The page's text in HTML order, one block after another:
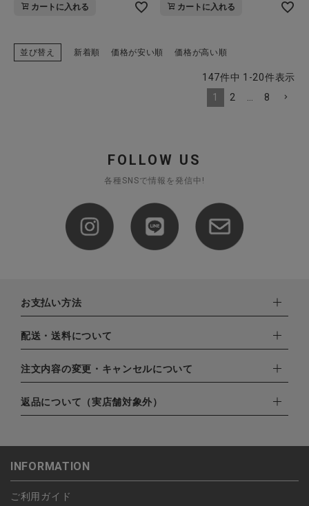
カートに入れる カートに入れる
並び替え 新着順 価格が安い順 価格が高い順
147件中 1 -20件表示
1
2 … 8
FOLLOW US
各種SNSで情報を発信中!
お支払い方法
下記お支払い方法よりお選びいただけます。
・クレジットカード（VISA,mastercard,JCB,AMERICAN
EXPRESS,Diners Club）
・amazonペイメント
・楽天ペイ
・PayPay
配送・送料について
配達業者：日本郵便
北海道：1,400円
注文内容の変更・キャンセルについて
ご注文日当日から翌日のAM9:00までにご連絡頂いた場合はキャ
ンセルは可能です。
します。
予約商品など一部キャンセルが出来ない場合がございます。あら
かじめご了承ください。
返品について（実店舗対象外）
こちら よりご依頼ください。
INFORMATION
ご利用ガイド